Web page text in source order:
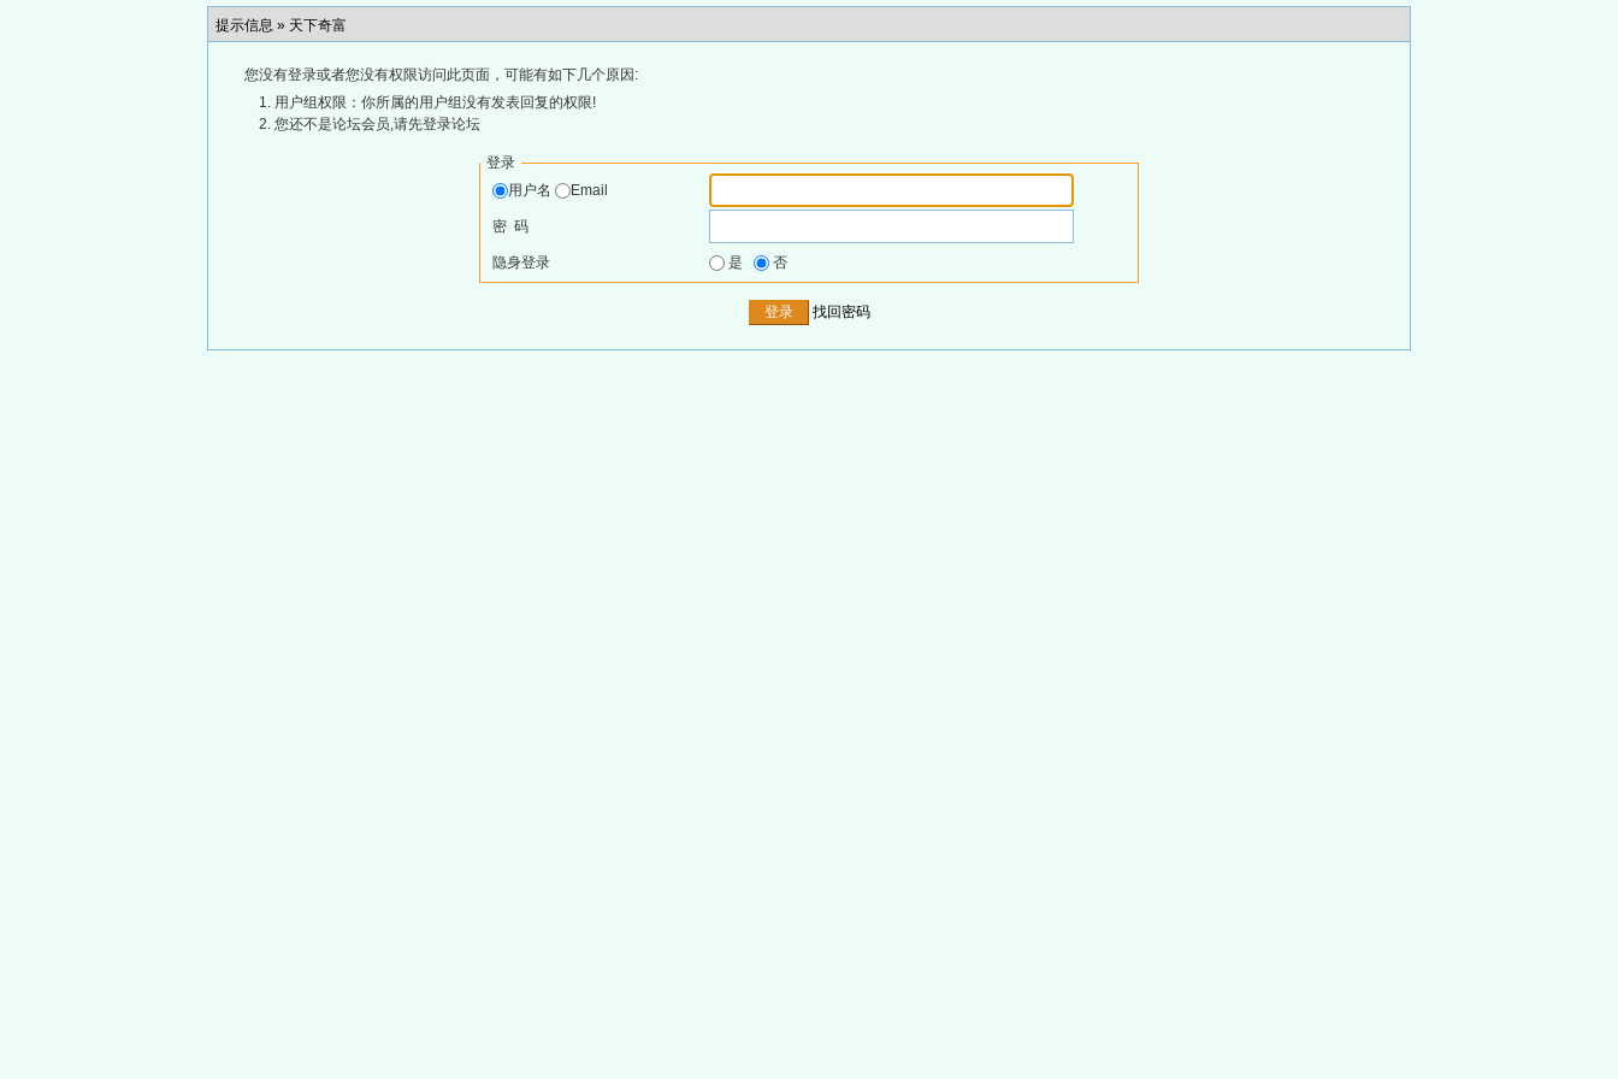
提示信息 » 天下奇富
您没有登录或者您没有权限访问此页面，可能有如下几个原因:
用户组权限：你所属的用户组没有发表回复的权限!
您还不是论坛会员,请先登录论坛
登录
用户名
Email
密 码
隐身登录 是 否
找回密码